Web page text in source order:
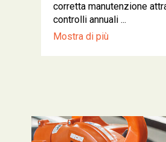
corretta manutenzione
controlli annuali ...
Mostra di più